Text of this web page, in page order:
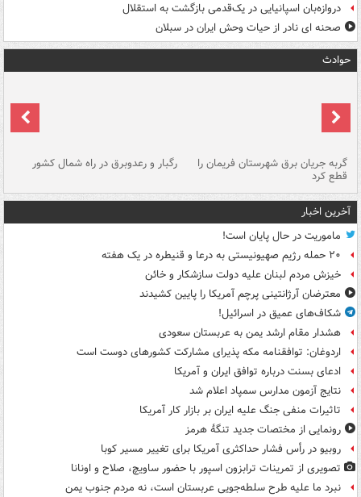
دروازه‌بان اسپانیایی در یک‌قدمی بازگشت به استقلال
صحنه ای نادر از حیات وحش ایران در سبلان
حوادث
گربه جریان برق شهرستان فریمان را
قطع کرد
رگبار و رعدوبرق در راه شمال کشور
آخرین اخبار
ماموریت در حال پایان است!
۲۰ حمله رژیم صهیونیستی به درعا و قنیطره در یک هفته
خیزش مردم لبنان علیه دولت سازشکار و خائن
معترضان آرژانتینی پرچم آمریکا را پایین کشیدند
شکاف‌های عمیق در اسرائیل!
هشدار مقام ارشد یمن به عربستان سعودی
اردوغان: توافقنامه مکه پذیرای مشارکت کشورهای دوست است
ادعای بسنت درباره توافق ایران و آمریکا
نتایج آزمون مدارس سمپاد اعلام شد
تاثیرات منفی جنگ علیه ایران بر بازار کار آمریکا
رونمایی از مختصات جدید تنگۀ هرمز
روبیو در رأس فشار حداکثری آمریکا برای تغییر مسیر کوبا
تصویری از تمرینات ترابزون اسپور با حضور ساویچ، صلاح و اونانا
نبرد ما علیه طرح سلطه‌جویی عربستان است، نه مردم جنوب یمن